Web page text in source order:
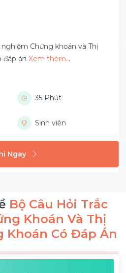
Chứng khoán và Thị
đáp án Xem thêm...
35 Phút
Sinh viên
Ngay
Bộ Câu Hỏi Trắc
Khoán Và Thị
Khoán Có Đáp Án